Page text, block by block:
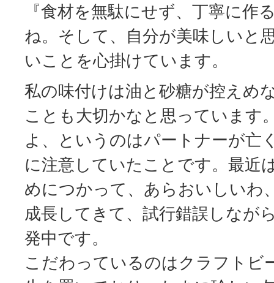
『食材を無駄にせず、丁寧に作
ね。そして、自分が美味しいと
いことを心掛けています。
私の味付けは油と砂糖が控えめ
ことも大切かなと思っています
よ、というのはパートナーが亡
に注意していたことです。最近
めにつかって、あらおいしいわ
成長してきて、試行錯誤しなが
発中です。
こだわっているのはクラフトビ